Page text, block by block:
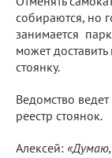
собираются, но
занимается
может
стоянку.
Ведомство
реестр стоянок.
Алексей: «Думаю,